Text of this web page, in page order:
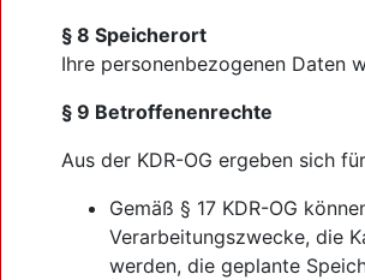
§ 8 Speicherort
Ihre personenbezogenen Daten
§ 9 Betroffenenrechte
Aus der KDR-OG ergeben sich
Gemäß § 17 KDR-OG
Verarbeitungszwecke, die
werden, die geplante